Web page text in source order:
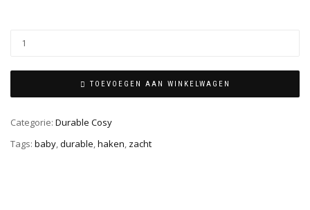
TOEVOEGEN AAN WINKELWAGEN
Categorie: Durable Cosy
Tags: baby,durable,haken, zacht